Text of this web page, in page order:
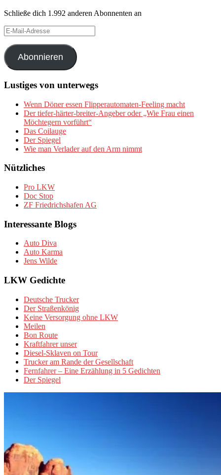
Schließe dich 1.992 anderen Abonnenten an
E-
Mail-
Adresse
Abonnieren
Lustiges von unterwegs
Wenn Döner essen Flipperautomaten-Feeling macht
Der tiefer-härter-breiter-Angeber oder „Wie Frau einen
Möchtegern vorführt“
Das Coilauge
Der Spiegel
Wie man Verlader auf den Arm nimmt
Nützliches
Pro LKW
Doc Stop
ZF Friedrichshafen AG
Interessante Blogs
Auto Diva
Auto Karma
Jens Wilde
LKW Gedichte
Deutsche Trucker
Der Straßenkönig
Keine Versorgung ohne LKW
Meilen
Bon Route
Kraftfahrer unser
Diesel-Sklaven on Tour
Trucker am Rande der Gesellschaft
Fernfahrer – Eine Erzählung in 5 Gedichten
Der Spiegel